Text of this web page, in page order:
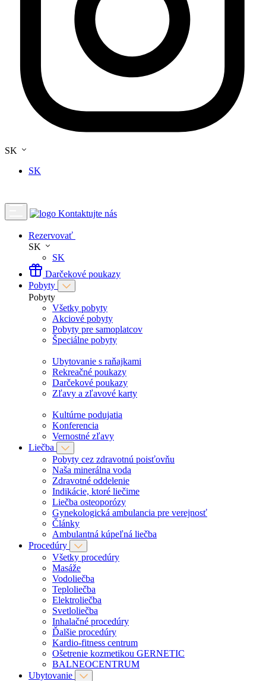
SK
SK
Kontaktujte nás
Rezervovať
SK
SK
Darčekové poukazy
Pobyty
Pobyty
Všetky pobyty
Akciové pobyty
Pobyty pre samoplatcov
Špeciálne pobyty
Ubytovanie s raňajkami
Rekreačné poukazy
Darčekové poukazy
Zľavy a zľavové karty
Kultúrne podujatia
Konferencia
Vernostné zľavy
Liečba
Pobyty cez zdravotnú poisťovňu
Naša minerálna voda
Zdravotné oddelenie
Indikácie, ktoré liečime
Liečba osteoporózy
Gynekologická ambulancia pre verejnosť
Články
Ambulantná kúpeľná liečba
Procedúry
Všetky procedúry
Masáže
Vodoliečba
Teploliečba
Elektroliečba
Svetloliečba
Inhalačné procedúry
Ďalšie procedúry
Kardio-fitness centrum
Ošetrenie kozmetikou GERNETIC
BALNEOCENTRUM
Ubytovanie